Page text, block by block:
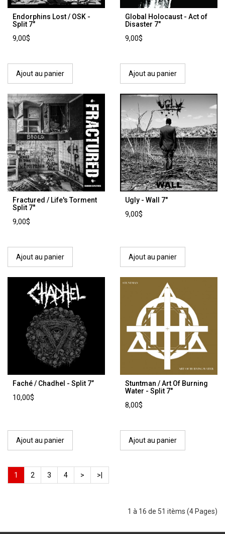
Endorphins Lost / OSK -
Split 7"
9,00$
Ajout au panier
Global Holocaust - Act of
Disaster 7"
9,00$
Ajout au panier
Fractured / Life's Torment
Split 7''
9,00$
Ajout au panier
Ugly - Wall 7"
9,00$
Ajout au panier
Faché / Chadhel - Split 7’’
10,00$
Ajout au panier
Stuntman / Art Of Burning
Water - Split 7"
8,00$
Ajout au panier
1 2 3 4 > >|
1 à 16 de 51 itèms (4 Pages)